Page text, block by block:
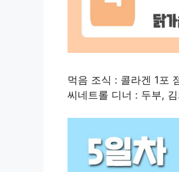
먹음 조식 : 콜라겐 1포
씨네트롤 디너 : 두부,